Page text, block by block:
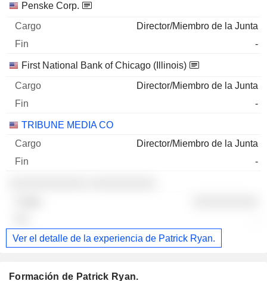
Penske Corp.
Director/Miembro de la Junta
-
First National Bank of Chicago (Illinois)
Director/Miembro de la Junta
-
TRIBUNE MEDIA CO
Director/Miembro de la Junta
-
Ver el detalle de la experiencia de Patrick Ryan.
Formación de Patrick Ryan.